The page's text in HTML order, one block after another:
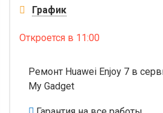
График
Откроется в 11:00
Ремонт Huawei Enjoy 7 в
My Gadget